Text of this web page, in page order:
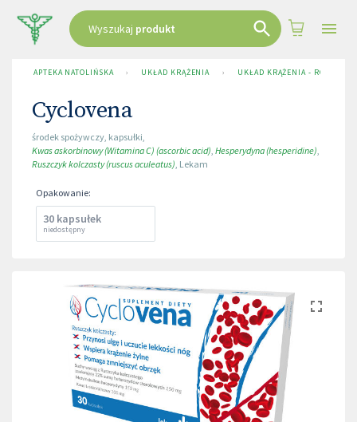
Wyszukaj produkt
APTEKA NATOLIŃSKA › UKŁAD KRĄŻENIA › UKŁAD KRĄŻENIA - RÓŻNE
Cyclovena
środek spożywczy, kapsułki,
Kwas askorbinowy (Witamina C) (ascorbic acid), Hesperydyna (hesperidine),
Ruszczyk kolczasty (ruscus aculeatus), Lekam
Opakowanie:
30 kapsułek
niedostępny